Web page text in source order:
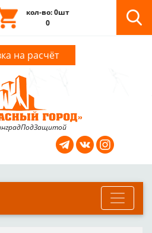
кол-во: 0шт
0
на расчёт